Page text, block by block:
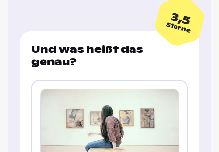
3,5
Sterne
Und was heißt das
genau?